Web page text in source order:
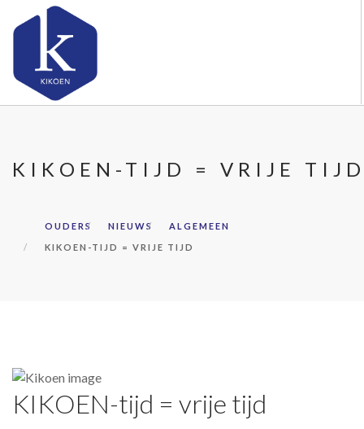
KIKOEN-TIJD = VRIJE
OUDERS NIEUWS
ALGEMEEN
KIKOEN-TIJD = VRIJE TIJD
KIKOEN-tijd = vrije tijd